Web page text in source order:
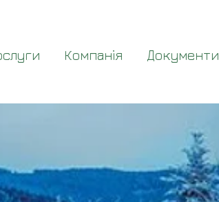
Компанія Документи